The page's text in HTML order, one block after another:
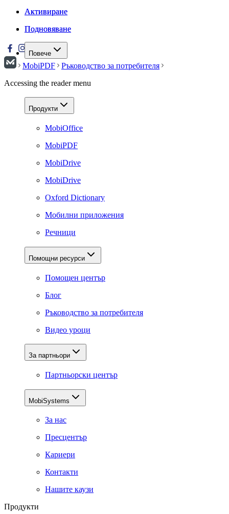
Активиране
Подновяване
Повече
Активиране
Подновяване
MobiPDF
Ръководство за потребителя
Accessing the reader menu
Продукти
MobiOffice
MobiPDF
MobiDrive
MobiDrive
Oxford Dictionary
Мобилни приложения
Речници
Помощни ресурси
Помощен център
Блог
Ръководство за потребителя
Видео уроци
За партньори
Партньорски център
MobiSystems
За нас
Пресцентър
Кариери
Контакти
Нашите каузи
Продукти